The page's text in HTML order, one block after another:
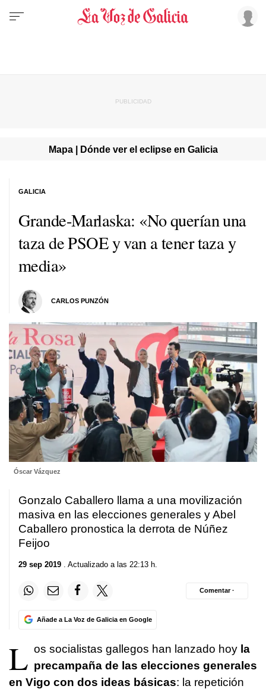
Mapa | Dónde ver el eclipse en Galicia
Grande-Marlaska: «No querían una
taza de PSOE y van a tener taza y
media»
CARLOS PUNZÓN
GALICIA
Óscar Vázquez
Gonzalo Caballero llama a una movilización
masiva en las elecciones generales y Abel
Caballero pronostica la derrota de Núñez
Feijoo
29 sep 2019 . Actualizado a las 22:13 h.
Añade a La Voz de Galicia en Google
Comentar ·
L os socialistas gallegos han lanzado hoy la
precampaña de las elecciones generales
en Vigo con dos ideas básicas: la repetición